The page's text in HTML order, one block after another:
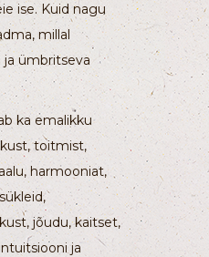
ise. Kuid nagu
millal
ja ümbritseva
ka emalikku
toitmist,
harmooniat,
jõudu, kaitset,
ja